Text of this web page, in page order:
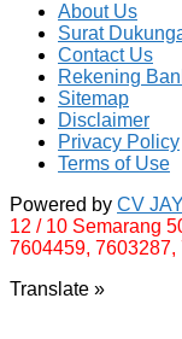
About Us
Surat
Contact Us
Rekening
Sitemap
Disclaimer
Privacy Policy
Terms of Use
Powered by CV
12 / 10 Semarang
7604459,
Translate »